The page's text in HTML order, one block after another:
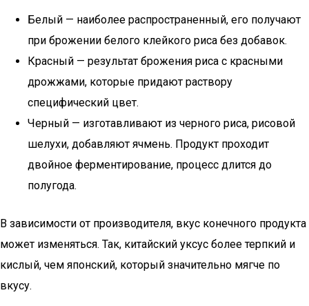
Белый — наиболее распространенный, его получают
при брожении белого клейкого риса без добавок.
Красный — результат брожения риса с красными
дрожжами, которые придают раствору
специфический цвет.
Черный — изготавливают из черного риса, рисовой
шелухи, добавляют ячмень. Продукт проходит
двойное ферментирование, процесс длится до
полугода.
В зависимости от производителя, вкус конечного продукта
может изменяться. Так, китайский уксус более терпкий и
кислый, чем японский, который значительно мягче по
вкусу.